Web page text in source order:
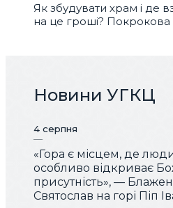
Як збудувати храм і де
на це гроші? Покрокова
Новини УГКЦ
4 серпня
«Гора є місцем, де
особливо відкриває
присутність», —
Святослав на горі Піп